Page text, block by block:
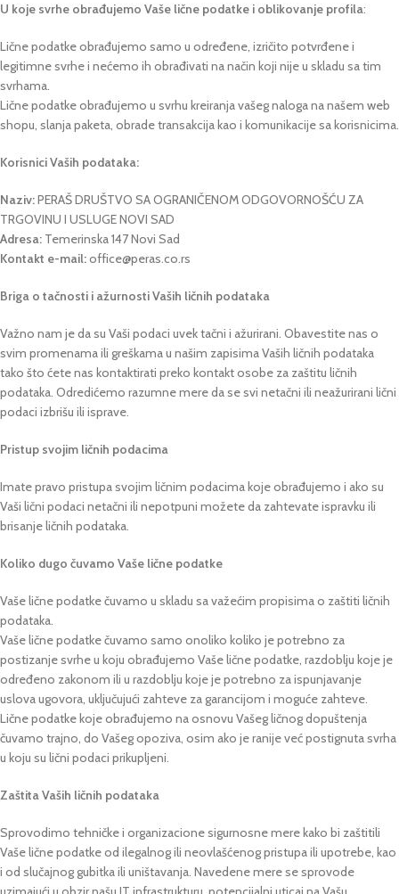
U koje svrhe obrađujemo Vaše lične podatke i oblikovanje profila:
Lične podatke obrađujemo samo u određene, izričito potvrđene i
legitimne svrhe i nećemo ih obrađivati na način koji nije u skladu sa tim
svrhama.
Lične podatke obrađujemo u svrhu kreiranja vašeg naloga na našem web
shopu, slanja paketa, obrade transakcija kao i komunikacije sa korisnicima.
Korisnici Vaših podataka:
Naziv:PERAŠ DRUŠTVO SA OGRANIČENOM ODGOVORNOŠĆU ZA
TRGOVINU I USLUGE NOVI SAD
Adresa: Temerinska 147 Novi Sad
Kontakt e-mail:office@peras.co.rs
Briga o tačnosti i ažurnosti Vaših ličnih podataka
Važno nam je da su Vaši podaci uvek tačni i ažurirani. Obavestite nas o
svim promenama ili greškama u našim zapisima Vaših ličnih podataka
tako što ćete nas kontaktirati preko kontakt osobe za zaštitu ličnih
podataka. Odredićemo razumne mere da se svi netačni ili neažurirani lični
podaci izbrišu ili isprave.
Pristup svojim ličnih podacima
Imate pravo pristupa svojim ličnim podacima koje obrađujemo i ako su
Vaši lični podaci netačni ili nepotpuni možete da zahtevate ispravku ili
brisanje ličnih podataka.
Koliko dugo čuvamo Vaše lične podatke
Vaše lične podatke čuvamo u skladu sa važećim propisima o zaštiti ličnih
podataka.
Vaše lične podatke čuvamo samo onoliko koliko je potrebno za
postizanje svrhe u koju obrađujemo Vaše lične podatke, razdoblju koje je
određeno zakonom ili u razdoblju koje je potrebno za ispunjavanje
uslova ugovora, uključujući zahteve za garancijom i moguće zahteve.
Lične podatke koje obrađujemo na osnovu Vašeg ličnog dopuštenja
čuvamo trajno, do Vašeg opoziva, osim ako je ranije već postignuta svrha
u koju su lični podaci prikupljeni.
Zaštita Vaših ličnih podataka
Sprovodimo tehničke i organizacione sigurnosne mere kako bi zaštitili
Vaše lične podatke od ilegalnog ili neovlašćenog pristupa ili upotrebe, kao
i od slučajnog gubitka ili uništavanja. Navedene mere se sprovode